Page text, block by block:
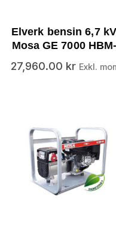
Elverk bensin 6,7
Mosa GE 7000
27,960.00 kr Exkl.